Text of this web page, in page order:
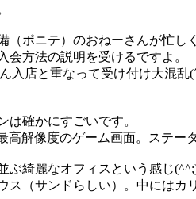
（ポニテ）のおねーさんが忙し
会方法の説明を受けるですよ。
入店と重なって受け付け大混乱
は確かにすごいです。
高解像度のゲーム画面。ステー
ぶ綺麗なオフィスという感じ
ス（サンドらしい）。中にはカ